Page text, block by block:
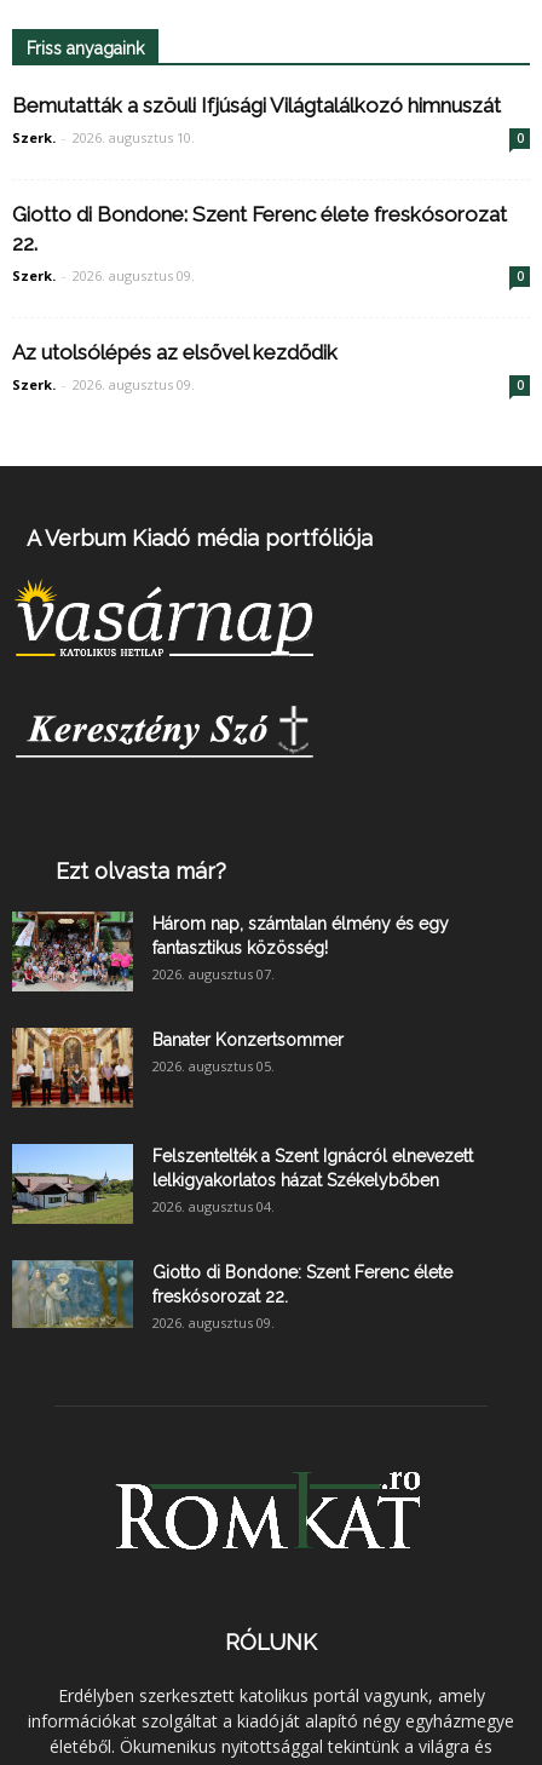
Friss anyagaink
Bemutatták a szöuli Ifjúsági Világtalálkozó himnuszát
Szerk. - 2026. augusztus 10. 0
Giotto di Bondone: Szent Ferenc élete freskósorozat
22.
Szerk. - 2026. augusztus 09. 0
Az utolsólépés az elsővel kezdődik
Szerk. - 2026. augusztus 09. 0
A Verbum Kiadó média portfóliója
Ezt olvasta már?
Három nap, számtalan élmény és egy
fantasztikus közösség!
2026. augusztus 07.
Banater Konzertsommer
2026. augusztus 05.
Felszentelték a Szent Ignácról elnevezett
lelkigyakorlatos házat Székelybőben
2026. augusztus 04.
Giotto di Bondone: Szent Ferenc élete
freskósorozat 22.
2026. augusztus 09.
RÓLUNK
Erdélyben szerkesztett katolikus portál vagyunk, amely
információkat szolgáltat a kiadóját alapító négy egyházmegye
életéből. Ökumenikus nyitottsággal tekintünk a világra és